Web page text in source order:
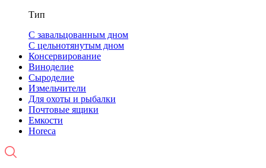
Тип
С завальцованным дном
С цельнотянутым дном
Консервирование
Виноделие
Сыроделие
Измельчители
Для охоты и рыбалки
Почтовые ящики
Емкости
Horeca